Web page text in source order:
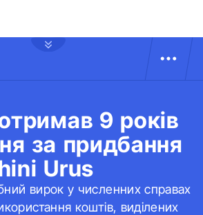
9 років
за придбання
Urus
вирок у численних справах
коштів, виділених